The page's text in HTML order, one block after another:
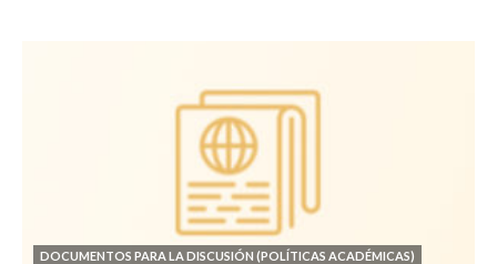
DOCUMENTOS PARA LA DISCUSIÓN (POLÍTICAS ACADÉMICAS)